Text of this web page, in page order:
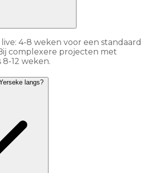
4-8 weken voor een standaard
complexere projecten met
8-12 weken.
jullie ook in Yerseke langs?